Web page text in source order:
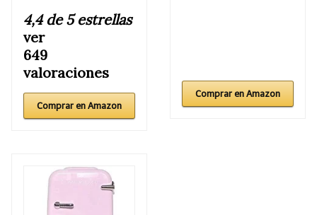
4,4 de 5 estrellas
ver
649
valoraciones
Comprar en Amazon
Comprar en Amazon